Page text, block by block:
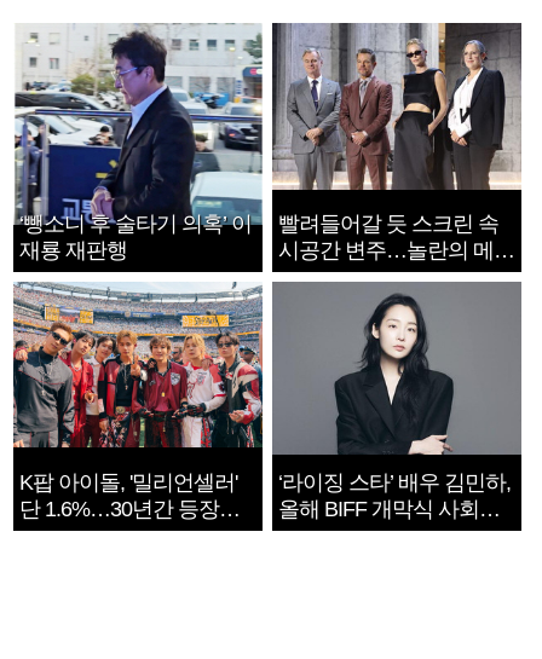
‘뺑소니 후 술타기 의혹’ 이
재룡 재판행
빨려들어갈 듯 스크린 속
시공간 변주…놀란의 메시
지는 ‘전쟁 속죄’
K팝 아이돌, '밀리언셀러'
단 1.6%…30년간 등장
1182개팀 전수조사
‘라이징 스타’ 배우 김민하,
올해 BIFF 개막식 사회자
확정